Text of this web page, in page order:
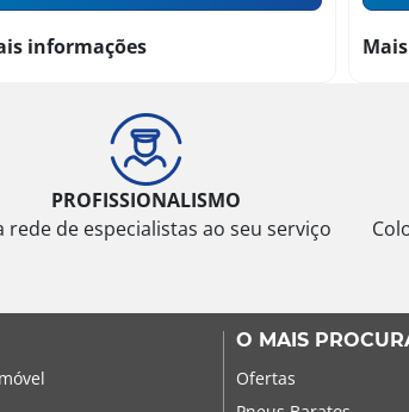
informações
PROFISSIONALISMO
rede de especialistas ao seu serviço
O MAIS
Ofertas